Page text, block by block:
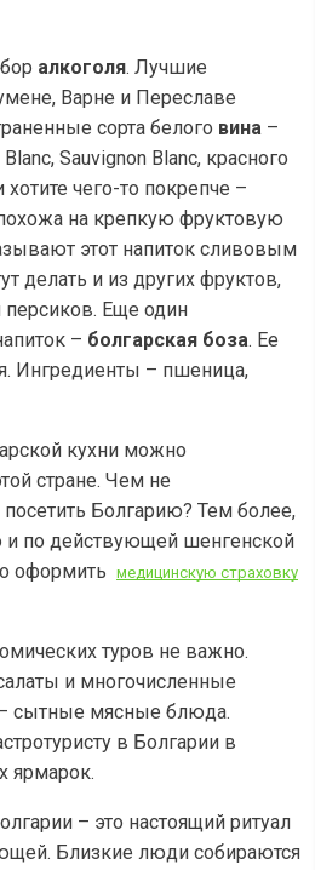
алкоголя. Лучшие
Варне и Переславе
сорта белого вина –
Sauvignon Blanc, красного
чего-то покрепче –
на крепкую фруктовую
этот напиток сливовым
делать и из других фруктов,
Еще один
– болгарская боза. Ее
Ингредиенты – пшеница,
кухни можно
стране. Чем не
Болгарию? Тем более,
и по действующей шенгенской
оформить медицинскую страховку
туров не важно.
и многочисленные
сытные мясные блюда.
в Болгарии в
ярмарок.
– это настоящий ритуал
Близкие люди собираются